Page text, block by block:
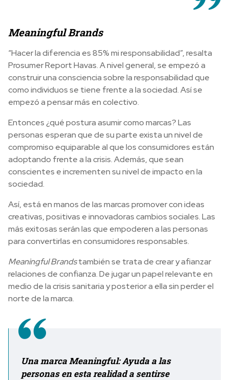
Meaningful Brands
“Hacer la diferencia es 85% mi responsabilidad”, resalta
Prosumer Report Havas. A nivel general, se empezó a
construir una consciencia sobre la responsabilidad que
como individuos se tiene frente a la sociedad. Así se
empezó a pensar más en colectivo.
Entonces ¿qué postura asumir como marcas? Las
personas esperan que de su parte exista un nivel de
compromiso equiparable al que los consumidores están
adoptando frente a la crisis. Además, que sean
conscientes e incrementen su nivel de impacto en la
sociedad.
Así, está en manos de las marcas promover con ideas
creativas, positivas e innovadoras cambios sociales. Las
más exitosas serán las que empoderen a las personas
para convertirlas en consumidores responsables.
Meaningful Brandstambién se trata de crear y afianzar
relaciones de confianza. De jugar un papel relevante en
medio de la crisis sanitaria y posterior a ella sin perder el
norte de la marca.
Una marca Meaningful: Ayuda a las
personas en esta realidad a sentirse